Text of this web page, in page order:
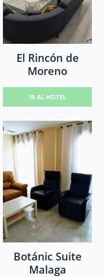
El Rincón de
Moreno
IR AL HOTEL
Botánic Suite
Malaga